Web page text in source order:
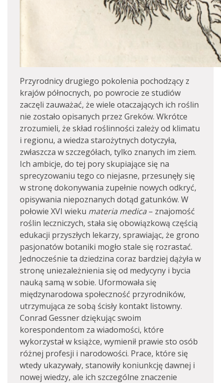
Przyrodnicy drugiego pokolenia pochodzący z
krajów północnych, po powrocie ze studiów
zaczęli zauważać, że wiele otaczających ich roślin
nie zostało opisanych przez Greków. Wkrótce
zrozumieli, że skład roślinności zależy od klimatu
i regionu, a wiedza starożytnych dotyczyła,
zwłaszcza w szczegółach, tylko znanych im ziem.
Ich ambicje, do tej pory skupiające się na
sprecyzowaniu tego co niejasne, przesunęły się
w stronę dokonywania zupełnie nowych odkryć,
opisywania niepoznanych dotąd gatunków. W
połowie XVI wieku materia medica – znajomość
roślin leczniczych, stała się obowiązkową częścią
edukacji przyszłych lekarzy, sprawiając, że grono
pasjonatów botaniki mogło stale się rozrastać.
Jednocześnie ta dziedzina coraz bardziej dążyła w
stronę uniezależnienia się od medycyny i bycia
nauką samą w sobie. Uformowała się
międzynarodowa społeczność przyrodników,
utrzymująca ze sobą ścisły kontakt listowny.
Conrad Gessner dziękując swoim
korespondentom za wiadomości, które
wykorzystał w książce, wymienił prawie sto osób
różnej profesji i narodowości. Prace, które się
wtedy ukazywały, stanowiły koniunkcję dawnej i
nowej wiedzy, ale ich szczególne znaczenie